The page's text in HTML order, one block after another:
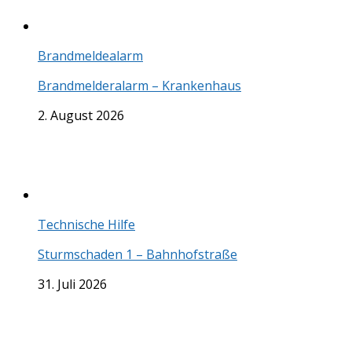
Brandmeldealarm
Brandmelderalarm – Krankenhaus
2. August 2026
Technische Hilfe
Sturmschaden 1 – Bahnhofstraße
31. Juli 2026